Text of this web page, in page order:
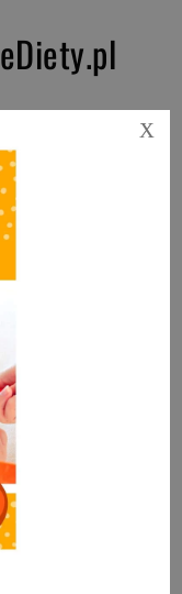
X